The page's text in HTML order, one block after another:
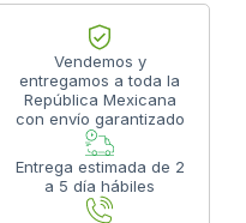
Vendemos y
entregamos a toda la
República Mexicana
con envío garantizado
Entrega estimada de 2
a 5 día hábiles